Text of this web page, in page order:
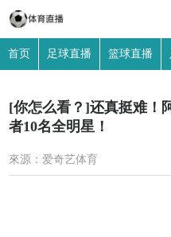
首页 足球直播 篮球直播
[你怎么看？]还真挺难！
者10名全明星！
來源：爱奇艺体育